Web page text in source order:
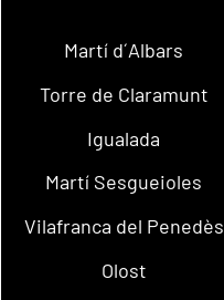
Martí d´Albars
Torre de Claramunt
Igualada
Martí Sesgueioles
Vilafranca del Penedès
Olost